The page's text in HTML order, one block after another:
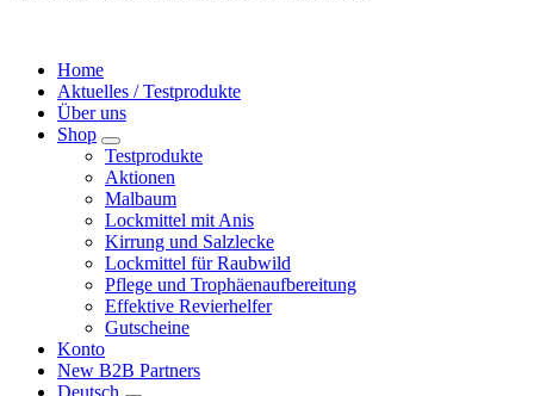
Home
Aktuelles / Testprodukte
Über uns
Shop
Testprodukte
Aktionen
Malbaum
Lockmittel mit Anis
Kirrung und Salzlecke
Lockmittel für Raubwild
Pflege und Trophäenaufbereitung
Effektive Revierhelfer
Gutscheine
Konto
New B2B Partners
Deutsch